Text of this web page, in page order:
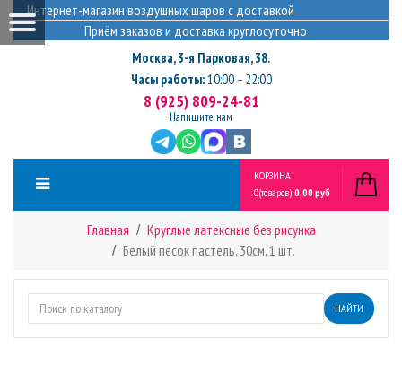
Интернет-магазин воздушных шаров с доставкой
Приём заказов и доставка круглосуточно
Москва,3-я Парковая, 38.
Часы работы:10:00 – 22:00
8 (925) 809-24-81
Напишите нам
КОРЗИНА
0(товаров) 0,00 руб
Главная
Круглые латексные без рисунка
Белый песок пастель, 30см, 1 шт.
НАЙТИ